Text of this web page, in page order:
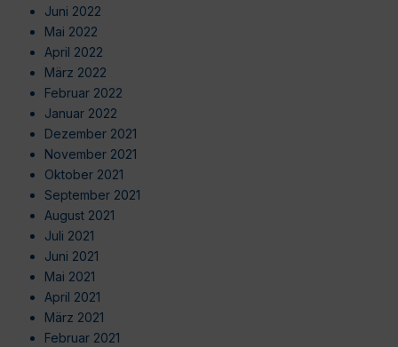
Juni 2022
Mai 2022
April 2022
März 2022
Februar 2022
Januar 2022
Dezember 2021
November 2021
Oktober 2021
September 2021
August 2021
Juli 2021
Juni 2021
Mai 2021
April 2021
März 2021
Februar 2021